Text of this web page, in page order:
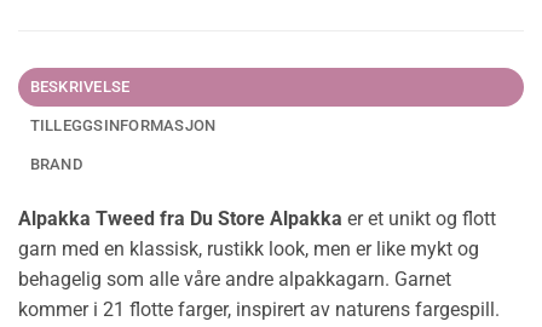
BESKRIVELSE
TILLEGGSINFORMASJON
BRAND
Alpakka Tweed fra Du Store Alpakka er et unikt og flott
garn med en klassisk, rustikk look, men er like mykt og
behagelig som alle våre andre alpakkagarn. Garnet
kommer i 21 flotte farger, inspirert av naturens fargespill.